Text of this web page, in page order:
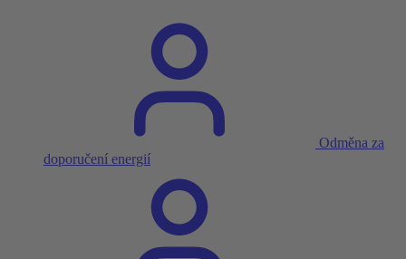
Odměna za
doporučení energií